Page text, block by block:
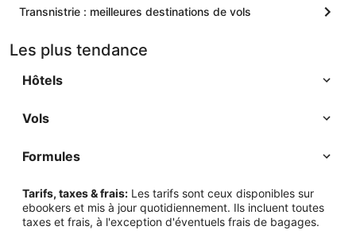
Transnistrie : meilleures destinations de vols
Les plus tendance
Hôtels
Vols
Formules
Tarifs, taxes & frais: Les tarifs sont ceux disponibles sur
ebookers et mis à jour quotidiennement. Ils incluent toutes
taxes et frais, à l'exception d'éventuels frais de bagages.